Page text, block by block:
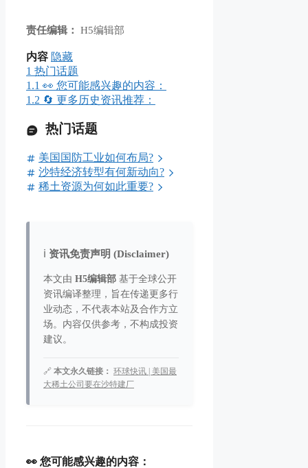
责任编辑： H5编辑部
内容 隐藏
1 热门话题
1.1 👀 您可能感兴趣的内容：
1.2 🔄 更多历史资讯推荐：
热门话题
美国国防工业如何布局?
沙特经济转型有何新动向?
稀土资源为何如此重要?
ℹ️ 资讯免责声明 (Disclaimer)
本文由 H5编辑部 基于全球公开
资讯编译整理，旨在传递更多行
业动态，不代表本站及合作方立
场。内容仅供参考，不构成投资
建议。
🔗 本文永久链接： 环球快讯 | 美国最
大稀土公司要在沙特建厂
👀 您可能感兴趣的内容：